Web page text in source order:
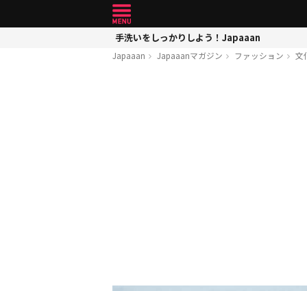
手洗いをしっかりしよう！Japaaan
Japaaan Japaaanマガジン ファッション 文